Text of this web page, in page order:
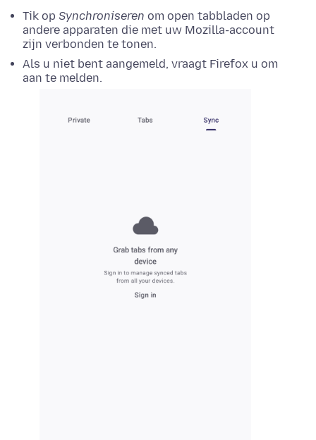
Tik op Synchroniseren om open tabbladen op
andere apparaten die met uw Mozilla-account
zijn verbonden te tonen.
Als u niet bent aangemeld, vraagt Firefox u om
aan te melden.